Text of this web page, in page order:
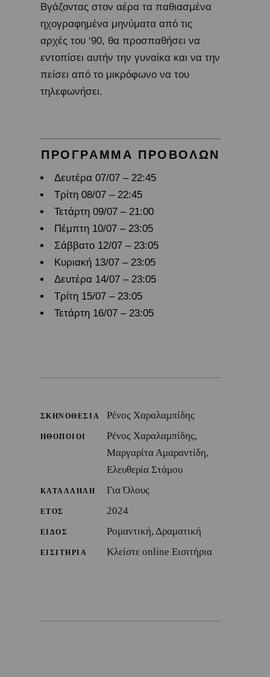
Βγάζοντας στον αέρα τα παθιασμένα
ηχογραφημένα μηνύματα από τις
αρχές του ‘90, θα προσπαθήσει να
εντοπίσει αυτήν την γυναίκα και να την
πείσει από το μικρόφωνο να του
τηλεφωνήσει.
ΠΡΟΓΡΑΜΜΑ ΠΡΟΒΟΛΩΝ
Δευτέρα 07/07 – 22:45
Τρίτη 08/07 – 22:45
Τετάρτη 09/07 – 21:00
Πέμπτη 10/07 – 23:05
Σάββατο 12/07 – 23:05
Κυριακή 13/07 – 23:05
Δευτέρα 14/07 – 23:05
Τρίτη 15/07 – 23:05
Τετάρτη 16/07 – 23:05
ΣΚΗΝΟΘΕΣΙΑ Ρένος Χαραλαμπίδης
ΗΘΟΠΟΙΟΙ
Ρένος Χαραλαμπίδης,
Μαργαρίτα Αμαραντίδη,
Ελευθερία Στάμου
ΚΑΤΑΛΛΗΛΗ Για Όλους
ΕΤΟΣ 2024
ΕΙΔΟΣ Ρομαντική, Δραματική
ΕΙΣΙΤΗΡΙΑ Κλείστε online Εισιτήρια